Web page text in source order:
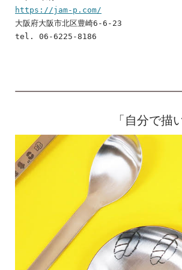
https://jam-p.com/
大阪府大阪市北区豊崎6-6-23
tel. 06-6225-8186
「自分で